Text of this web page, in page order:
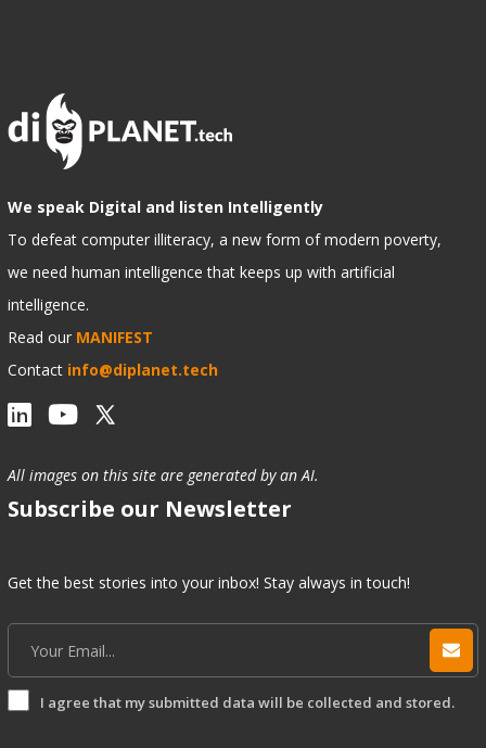
We speak Digital and listen Intelligently
To defeat computer illiteracy, a new form of modern poverty,
we need human intelligence that keeps up with artificial
intelligence.
Read our MANIFEST
Contact info@diplanet.tech
All images on this site are generated by an AI.
Subscribe our Newsletter
Get the best stories into your inbox! Stay always in touch!
I agree that my submitted data will be collected and stored.